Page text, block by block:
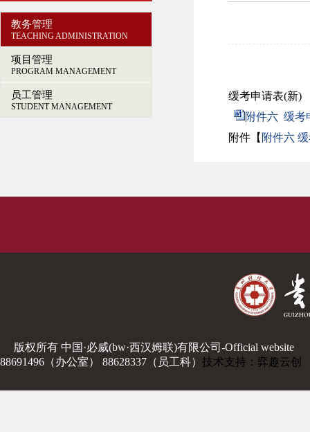
教务管理
TEACHING ADMINISTRATION
项目管理
PROGRAM MANAGEMENT
员工管理
STUDENT MANAGEMENT
缓考申请表(新)
附件六 缓考
附件【 附件六
版权所有 中国·必威(bw·西汉姆联)有限公司-Official website
88691496（办公室） 88628337（员工科） 技术支持：弈趣云创